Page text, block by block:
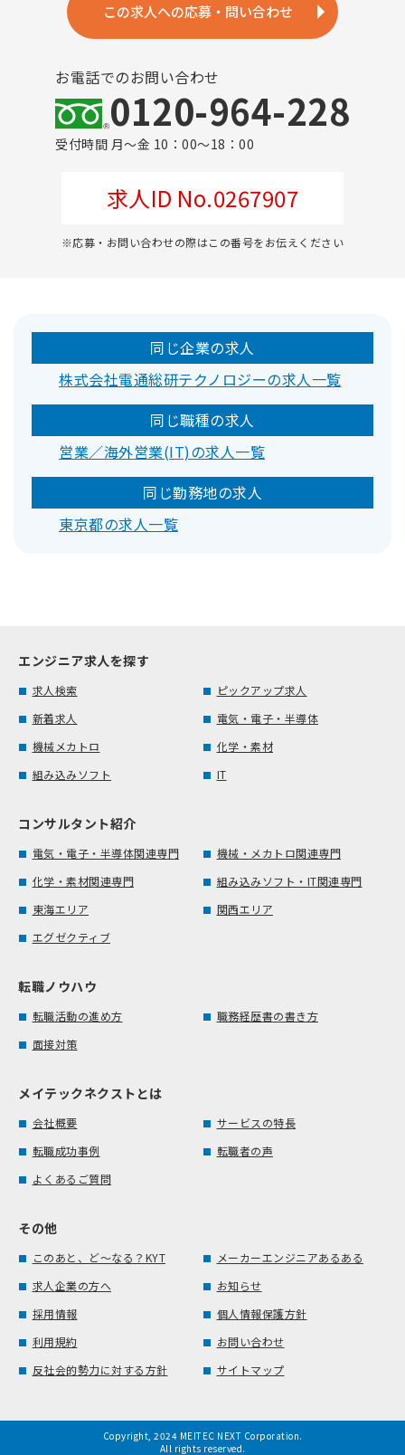
この求人への応募・問い合わせ
お電話でのお問い合わせ
0120-964-228
受付時間 月～金 10：00～18：00
求人ID No.0267907
※応募・お問い合わせの際はこの番号をお伝えください
同じ企業の求人
株式会社電通総研テクノロジーの求人一覧
同じ職種の求人
営業／海外営業(IT)の求人一覧
同じ勤務地の求人
東京都の求人一覧
エンジニア求人を探す
求人検索
ピックアップ求人
新着求人
電気・電子・半導体
機械メカトロ
化学・素材
組み込みソフト
IT
コンサルタント紹介
電気・電子・半導体関連専門
機械・メカトロ関連専門
化学・素材関連専門
組み込みソフト・IT関連専門
東海エリア
関西エリア
エグゼクティブ
転職ノウハウ
転職活動の進め方
職務経歴書の書き方
面接対策
メイテックネクストとは
会社概要
サービスの特長
転職成功事例
転職者の声
よくあるご質問
その他
このあと、ど～なる？KYT
メーカーエンジニアあるある
求人企業の方へ
お知らせ
採用情報
個人情報保護方針
利用規約
お問い合わせ
反社会的勢力に対する方針
サイトマップ
Copyright, 2024 MEITEC NEXT Corporation.
All rights reserved.